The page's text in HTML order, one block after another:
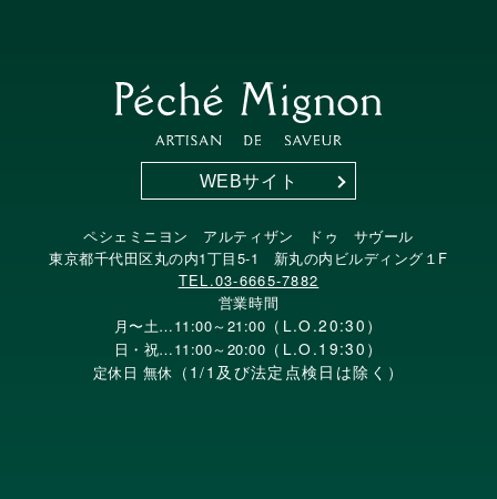
WEBサイト
ペシェミニヨン アルティザン ドゥ サヴール
東京都千代田区丸の内1丁目5-1 新丸の内ビルディング１F
TEL.03-6665-7882
営業時間
月〜土…11:00～21:00 （L.O.20:30）
日・祝…11:00～20:00 （L.O.19:30）
定休日 無休 （1/1及び法定点検日は除く）